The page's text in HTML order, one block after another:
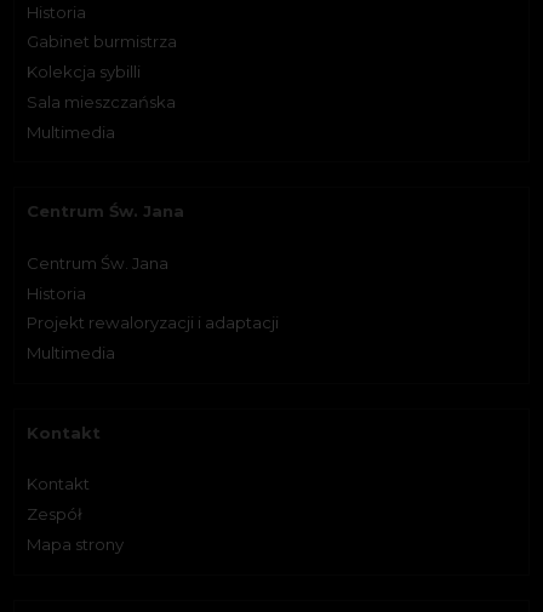
Historia
Gabinet burmistrza
Kolekcja sybilli
Sala mieszczańska
Multimedia
Centrum Św. Jana
Centrum Św. Jana
Historia
Projekt rewaloryzacji i adaptacji
Multimedia
Kontakt
Kontakt
Zespół
Mapa strony